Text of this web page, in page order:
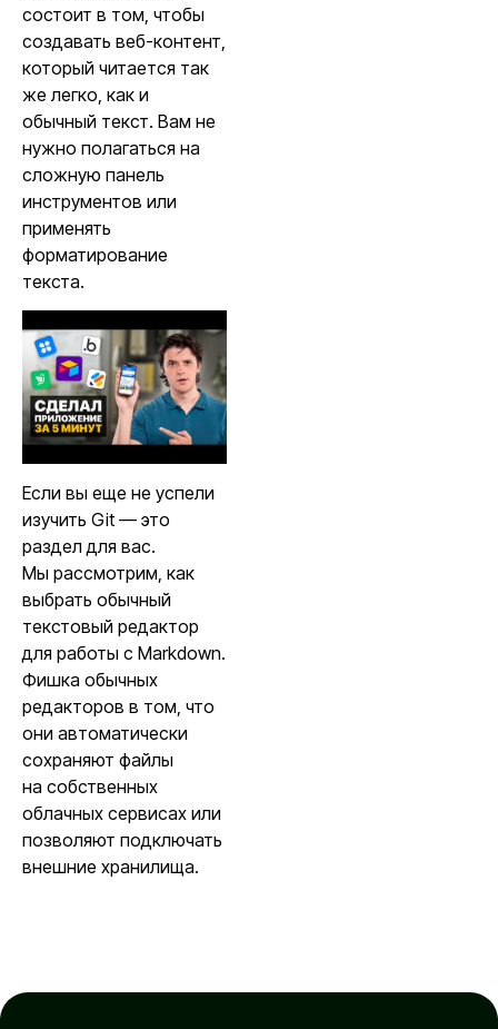
состоит в том, чтобы
создавать веб-контент,
который читается так
же легко, как и
обычный текст. Вам не
нужно полагаться на
сложную панель
инструментов или
применять
форматирование
текста.
Если вы еще не успели
изучить Git — это
раздел для вас.
Мы рассмотрим, как
выбрать обычный
текстовый редактор
для работы с Markdown.
Фишка обычных
редакторов в том, что
они автоматически
сохраняют файлы
на собственных
облачных сервисах или
позволяют подключать
внешние хранилища.